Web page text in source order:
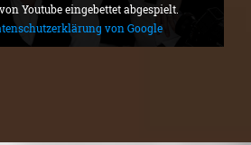
Youtube eingebettet abgespielt.
von Google